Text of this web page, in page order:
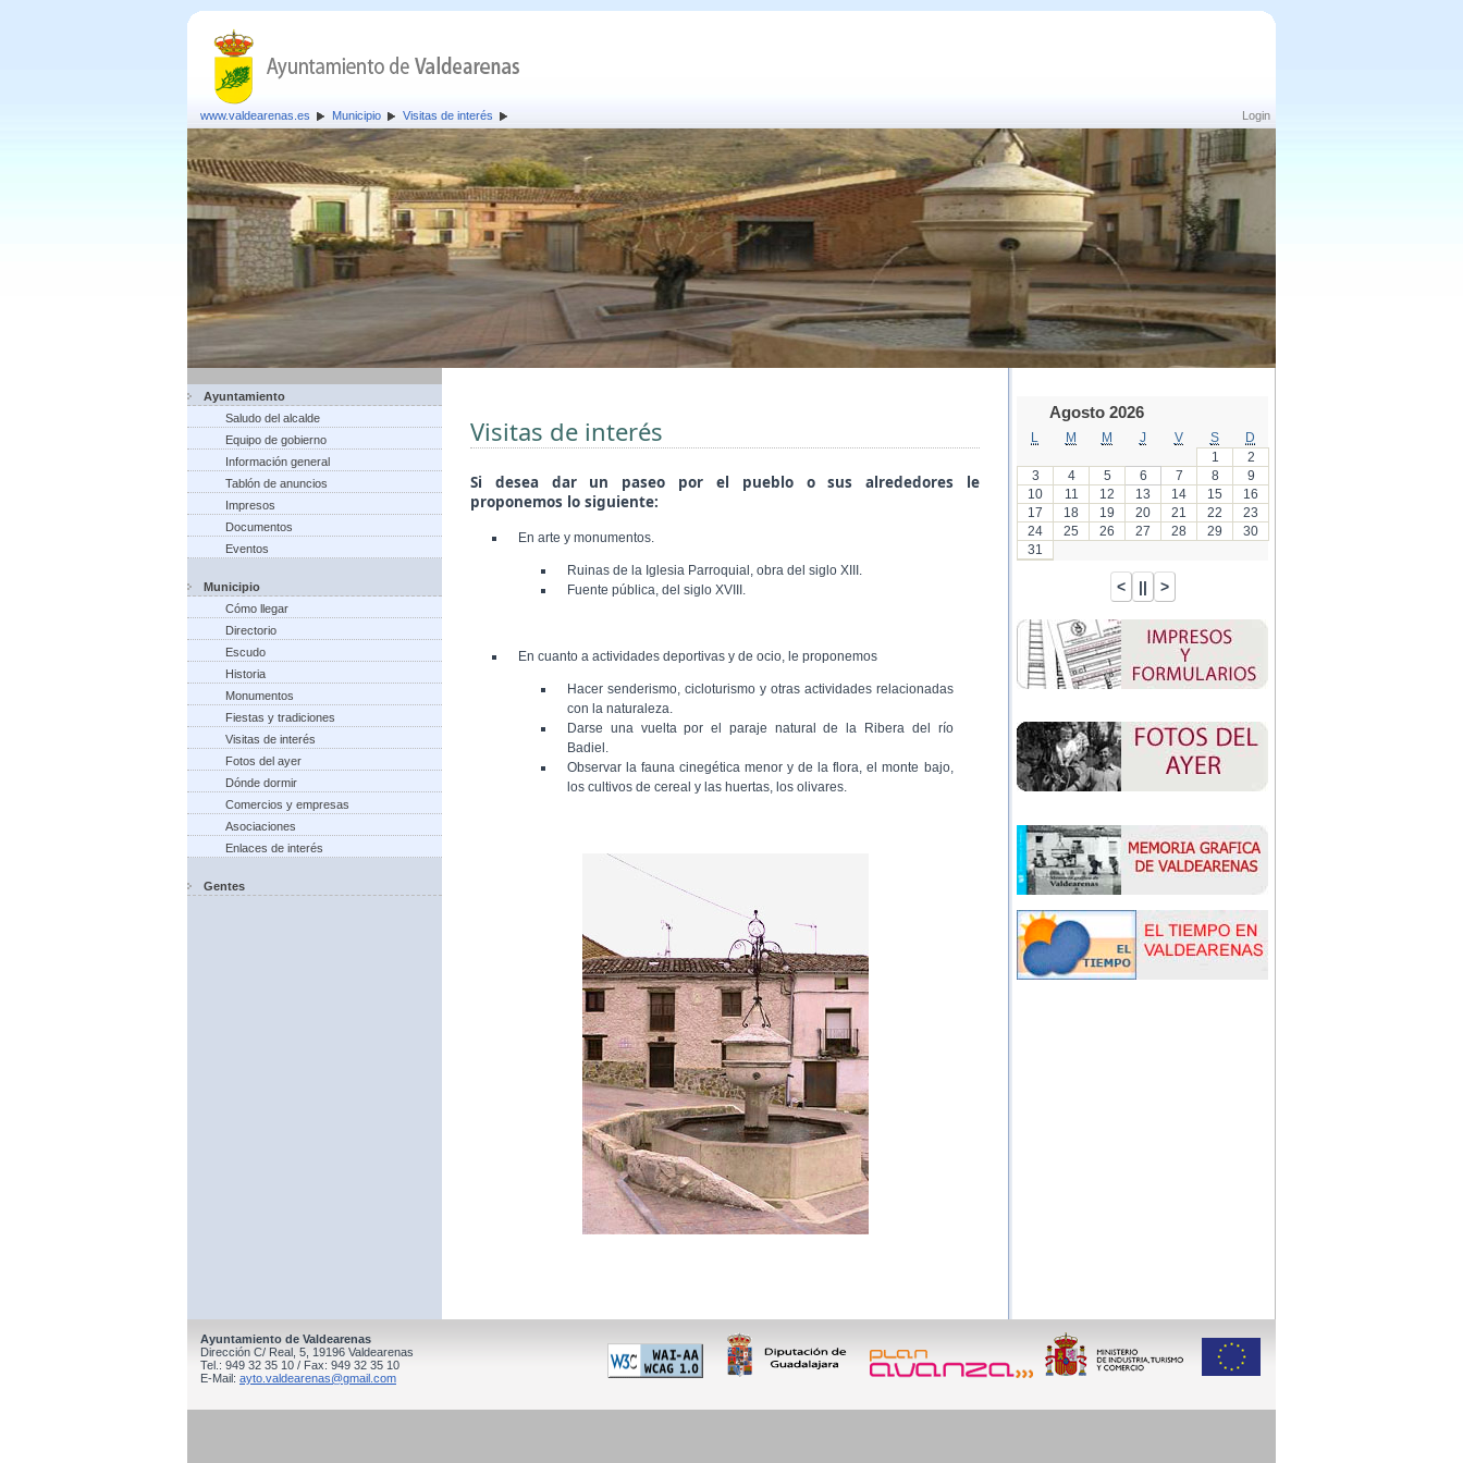
Login
www.valdearenas.es Municipio Visitas de interés
Ayuntamiento
Saludo del alcalde
Equipo de gobierno
Información general
Tablón de anuncios
Impresos
Documentos
Eventos
Municipio
Cómo llegar
Directorio
Escudo
Historia
Monumentos
Fiestas y tradiciones
Visitas de interés
Fotos del ayer
Dónde dormir
Comercios y empresas
Asociaciones
Enlaces de interés
Gentes
Visitas de interés
Si desea dar un paseo por el pueblo o sus alrededores le
proponemos lo siguiente:
En arte y monumentos.
Ruinas de la Iglesia Parroquial, obra del siglo XIII.
Fuente pública, del siglo XVIII.
En cuanto a actividades deportivas y de ocio, le proponemos
Hacer senderismo, cicloturismo y otras actividades relacionadas
con la naturaleza.
Darse una vuelta por el paraje natural de la Ribera del río
Badiel.
Observar la fauna cinegética menor y de la flora, el monte bajo,
los cultivos de cereal y las huertas, los olivares.
Agosto 2026
M M J V S
D
1
2
3
4 5 6 7 8
9
10
11 12 13 14 15
16
17
18 19 20 21 22
23
24
25 26 27 28 29
30
31
Ayuntamiento de Valdearenas
Dirección C/ Real, 5, 19196 Valdearenas
Tel.: 949 32 35 10 / Fax: 949 32 35 10
E-Mail: ayto.valdearenas@gmail.com